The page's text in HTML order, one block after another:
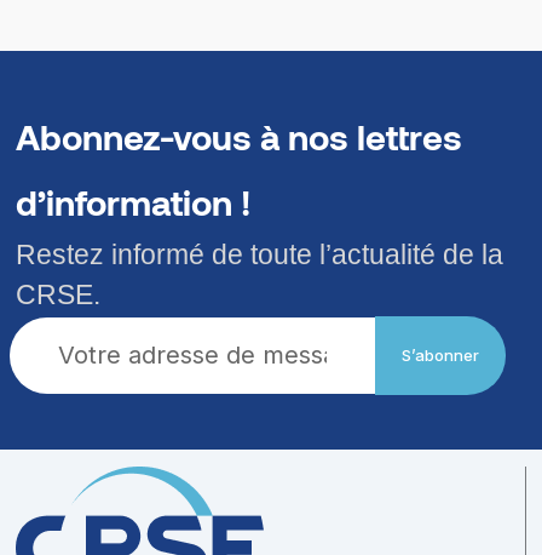
DECEMBRE 2025
Abonnez-vous à nos lettres
d’information !
Restez informé de toute l’actualité de la
CRSE.
S’abonner